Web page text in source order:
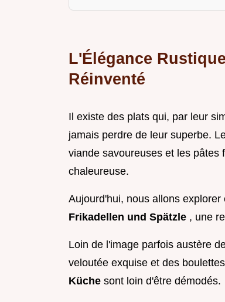
L'Élégance
Réinventé
Il existe des plats qui, par leur
jamais perdre de leur superbe.
viande savoureuses et les pâtes
chaleureuse.
Aujourd'hui, nous allons
Frikadellen und Spätzle , une
Loin de l'image parfois austère
veloutée exquise et des
Küche sont loin d'être démodés.